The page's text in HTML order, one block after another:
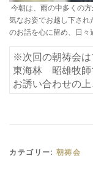
今朝は、雨の中多くの
気なお姿でお越し下さ
のお話を心に留め、日々
※次回の朝祷会は
東海林 昭雄牧師
お誘い合わせの
カテゴリー: 朝祷会